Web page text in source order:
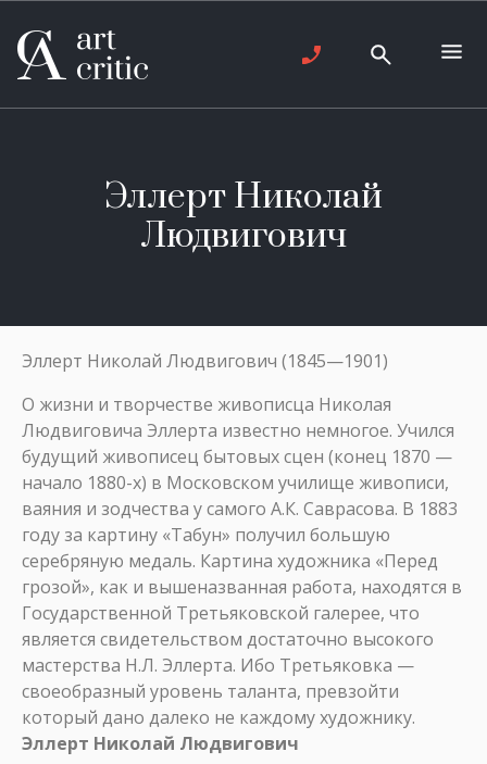
Эллерт Николай
Людвигович
Эллерт Николай Людвигович (1845—1901)
О жизни и творчестве живописца Николая
Людвиговича Эллерта известно немногое. Учился
будущий живописец бытовых сцен (конец 1870 —
начало 1880-х) в Московском училище живописи,
ваяния и зодчества у самого А.К. Саврасова. В 1883
году за картину «Табун» получил большую
серебряную медаль. Картина художника «Перед
грозой», как и вышеназванная работа, находятся в
Государственной Третьяковской галерее, что
является свидетельством достаточно высокого
мастерства Н.Л. Эллерта. Ибо Третьяковка —
своеобразный уровень таланта, превзойти
который дано далеко не каждому художнику.
Эллерт Николай Людвигович